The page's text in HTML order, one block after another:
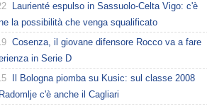
Laurienté espulso in Sassuolo-Celta Vigo: c'è
la possibilità che venga squalificato
Cosenza, il giovane difensore Rocco va a fare
in Serie D
Il Bologna piomba su Kusic: sul classe 2008
c'è anche il Cagliari